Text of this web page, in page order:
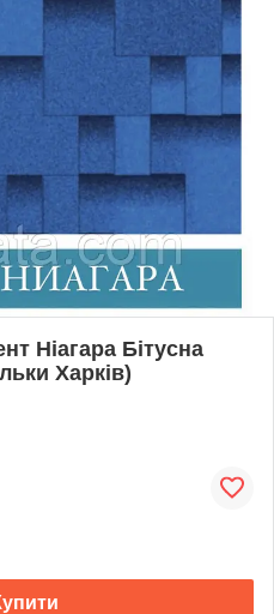
Ніагара Бітусна
Харків)